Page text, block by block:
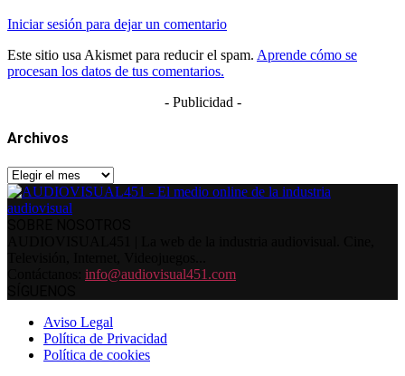
Iniciar sesión para dejar un comentario
Este sitio usa Akismet para reducir el spam. Aprende cómo se
procesan los datos de tus comentarios.
- Publicidad -
Archivos
Archivos
info@audiovisual451.com
Aviso Legal
Política de Privacidad
Política de cookies